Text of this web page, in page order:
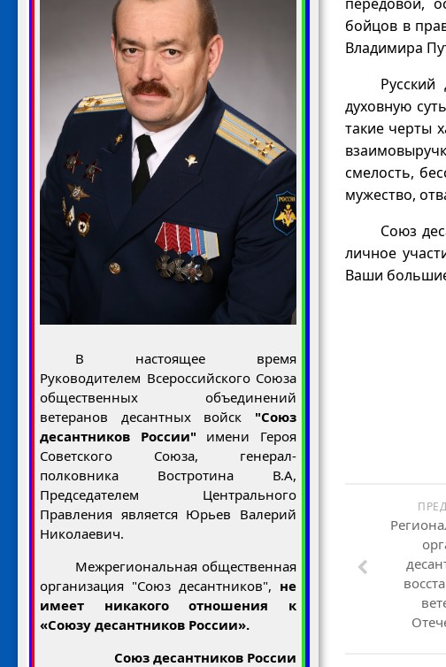
бойцов в
Владимира
духовную
такие черты
смелость,
мужество,
Союз
личное
Ваши
В настоящее время
Руководителем Всероссийского Союза
общественных объединений
ветеранов десантных войск "Союз
десантников России" имени Героя
Советского Союза, генерал-
полковника Востротина В.А,
Председателем Центрального
Правления является Юрьев Валерий
Николаевич.
Межрегиональная общественная
организация "Союз десантников", не
имеет никакого отношения к
«Союзу десантников России».
Союз десантников России